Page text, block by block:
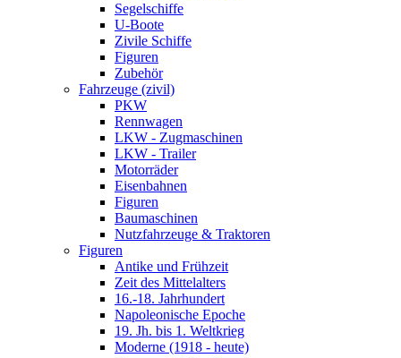
Segelschiffe
U-Boote
Zivile Schiffe
Figuren
Zubehör
Fahrzeuge (zivil)
PKW
Rennwagen
LKW - Zugmaschinen
LKW - Trailer
Motorräder
Eisenbahnen
Figuren
Baumaschinen
Nutzfahrzeuge & Traktoren
Figuren
Antike und Frühzeit
Zeit des Mittelalters
16.-18. Jahrhundert
Napoleonische Epoche
19. Jh. bis 1. Weltkrieg
Moderne (1918 - heute)